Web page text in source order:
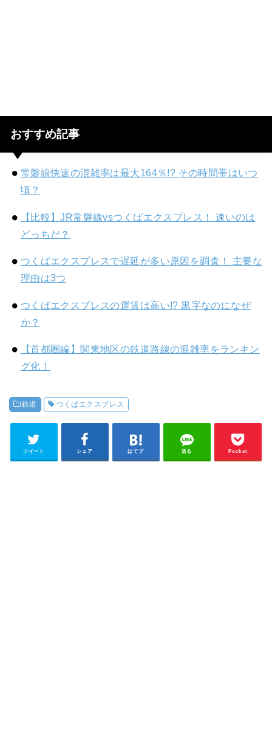
おすすめ記事
常磐線快速の混雑率は最大164％!? その時間帯はいつ
頃？
【比較】JR常磐線vsつくばエクスプレス！ 速いのは
どっちだ？
つくばエクスプレスで遅延が多い原因を調査！ 主要な
理由は3つ
つくばエクスプレスの運賃は高い!? 黒字なのになぜ
か？
【首都圏編】関東地区の鉄道路線の混雑率をランキン
グ化！
鉄道 つくばエクスプレス
ツイート シェア はてブ 送る Pocket